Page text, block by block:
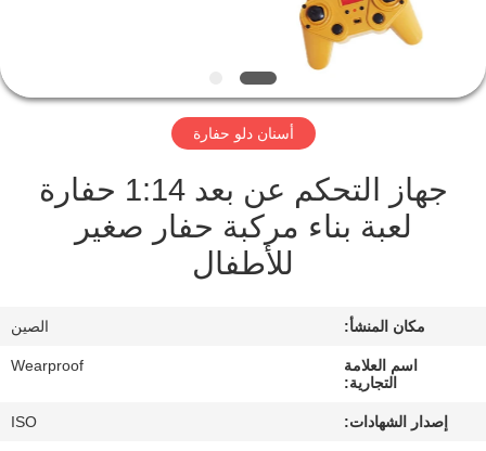
مراقبة
الجودة
خريطة
الموقع
أسنان دلو حفارة
جهاز التحكم عن بعد 1:14 حفارة
لعبة بناء مركبة حفار صغير
للأطفال
مكان المنشأ: الصين
اسم العلامة
التجارية:
Wearproof
إصدار الشهادات: ISO